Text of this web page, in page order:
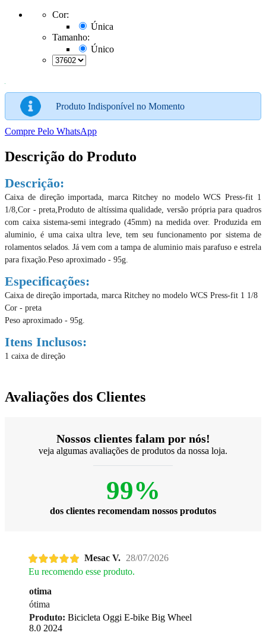
Cor:
Única
Tamanho:
Único
Produto Indisponível no Momento
Compre Pelo WhatsApp
Descrição do Produto
Descrição:
Caixa de direção importada, marca Ritchey no modelo WCS Press-fit 1
1/8, Cor - preta,Produto de altíssima qualidade, versão própria para quadros
com caixa sistema-semi integrado (45mm) na medida over. Produzida em
aluminio, é uma caixa ultra leve, tem seu funcionamento por sistema de
rolamentos selados. Já vem com a tampa de aluminio mais parafuso e estrela
para fixação. Peso aproximado - 95g.
Especificações:
Caixa de direção importada, marca Ritchey no modelo WCS Press-fit 1 1/8
Cor - preta
Peso aproximado - 95g.
Itens Inclusos:
1 caixa de direção
Avaliações dos Clientes
Nossos clientes falam por nós!
veja algumas avaliações de produtos da nossa loja.
99%
dos clientes recomendam nossos produtos
Mesac V. 28/07/2026
Eu recomendo esse produto.
otima
ótima
Produto: Bicicleta Oggi E-bike Big Wheel
8.0 2024